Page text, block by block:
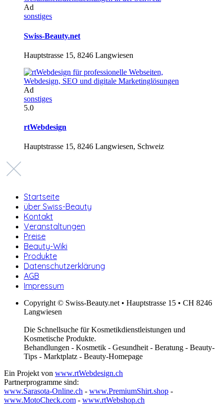
Ad
sonstiges
Swiss-Beauty.net
Hauptstrasse 15, 8246 Langwiesen
Ad
sonstiges
5.0
rtWebdesign
Hauptstrasse 15, 8246 Langwiesen, Schweiz
Startseite
über Swiss-Beauty
Kontakt
Veranstaltungen
Preise
Beauty-Wiki
Produkte
Datenschutzerklärung
AGB
Impressum
Copyright © Swiss-Beauty.net • Hauptstrasse 15 • CH 8246
Langwiesen
Die Schnellsuche für Kosmetikdienstleistungen und
Kosmetische Produkte.
Behandlungen - Kosmetik - Gesundheit - Beratung - Beauty-
Tips - Marktplatz - Beauty-Homepage
Ein Projekt von www.rtWebdesign.ch
Partnerprogramme sind:
www.Sarasota-Online.ch - www.PremiumShirt.shop -
www.MotoCheck.com - www.rtWebshop.ch